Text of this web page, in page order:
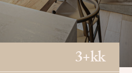
3+kk